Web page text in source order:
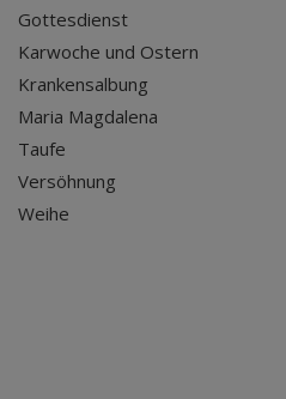
Gottesdienst
Karwoche und Ostern
Krankensalbung
Maria Magdalena
Taufe
Versöhnung
Weihe